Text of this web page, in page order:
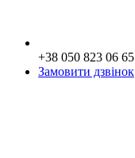
+38 050 823 06 65
Замовити дзвінок